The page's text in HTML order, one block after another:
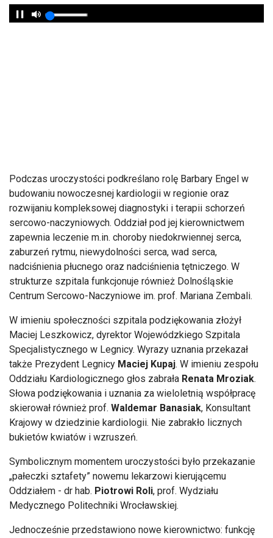
Podczas uroczystości podkreślano rolę Barbary Engel w
budowaniu nowoczesnej kardiologii w regionie oraz
rozwijaniu kompleksowej diagnostyki i terapii schorzeń
sercowo-naczyniowych. Oddział pod jej kierownictwem
zapewnia leczenie m.in. choroby niedokrwiennej serca,
zaburzeń rytmu, niewydolności serca, wad serca,
nadciśnienia płucnego oraz nadciśnienia tętniczego. W
strukturze szpitala funkcjonuje również Dolnośląskie
Centrum Sercowo-Naczyniowe im. prof. Mariana Zembali.
W imieniu społeczności szpitala podziękowania złożył
Maciej Leszkowicz, dyrektor Wojewódzkiego Szpitala
Specjalistycznego w Legnicy. Wyrazy uznania przekazał
także Prezydent Legnicy Maciej Kupaj. W imieniu zespołu
Oddziału Kardiologicznego głos zabrała Renata Mroziak.
Słowa podziękowania i uznania za wieloletnią współpracę
skierował również prof. Waldemar Banasiak, Konsultant
Krajowy w dziedzinie kardiologii. Nie zabrakło licznych
bukietów kwiatów i wzruszeń.
Symbolicznym momentem uroczystości było przekazanie
„pałeczki sztafety” nowemu lekarzowi kierującemu
Oddziałem - dr hab. Piotrowi Roli, prof. Wydziału
Medycznego Politechniki Wrocławskiej.
Jednocześnie przedstawiono nowe kierownictwo: funkcję